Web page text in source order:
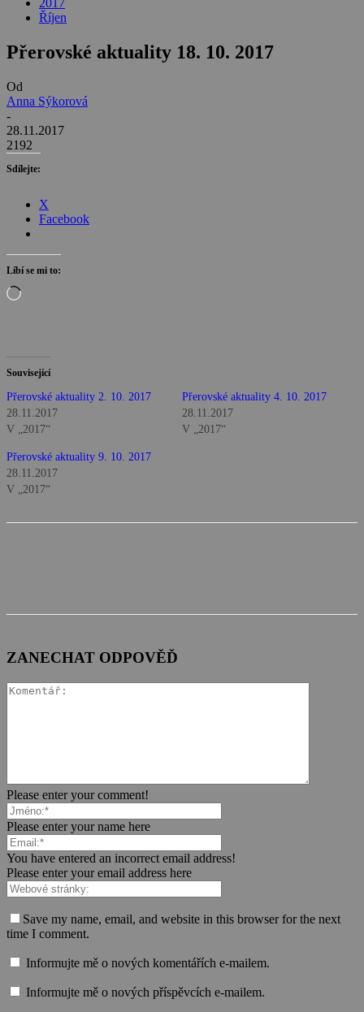
2017
Říjen
Přerovské aktuality 18. 10. 2017
Od
Anna Sýkorová
-
28.11.2017
2192
Sdílejte:
X
Facebook
Líbí se mi to:
Načítání…
Související
Přerovské aktuality 2. 10. 2017
28.11.2017
V „2017“
Přerovské aktuality 4. 10. 2017
28.11.2017
V „2017“
Přerovské aktuality 9. 10. 2017
28.11.2017
V „2017“
ZANECHAT ODPOVĚĎ
Please enter your comment!
Please enter your name here
You have entered an incorrect email address!
Please enter your email address here
Save my name, email, and website in this browser for the next
time I comment.
Informujte mě o nových komentářích e-mailem.
Informujte mě o nových příspěvcích e-mailem.